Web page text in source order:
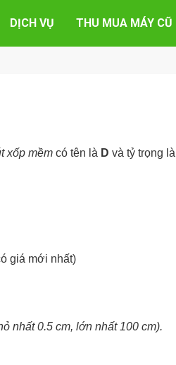
DỊCH VỤ THU MUA MÁY CŨ
xốp mềmcó tên là D và tỷ trọng là
giá mới nhất)
nhất 0.5 cm, lớn nhất 100 cm).